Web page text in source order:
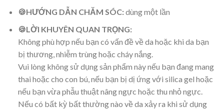
🍪HƯỚNG DẪN CHĂM SÓC:dùng một lần
🍪LỜI KHUYÊN QUAN TRỌNG:
Không phù hợp nếu bạn có vấn đề về da hoặc khi da bạn
bị thương, nhiễm trùng hoặc cháy nắng.
Vui lòng không sử dụng sản phẩm này nếu bạn đang mang
thai hoặc cho con bú, nếu bạn bị dị ứng với silica gel hoặc
nếu bạn vừa phẫu thuật nâng ngực hoặc thu nhỏ ngực.
Nếu có bất kỳ bất thường nào về da xảy ra khi sử dụng